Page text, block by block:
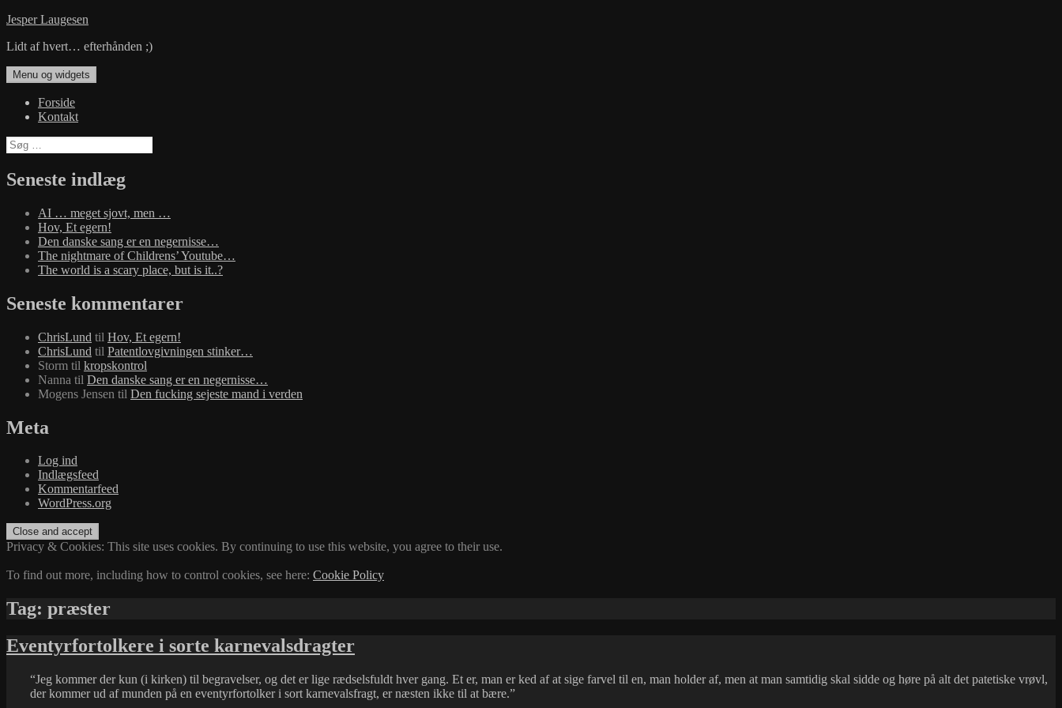
Hop
indhold
Jesper Laugesen
Lidt af hvert… efterhånden ;)
Menu og widgets
Forside
Kontakt
Søg
efter:
Seneste indlæg
AI … meget sjovt, men …
Hov, Et egern!
Den danske sang er en negernisse…
The nightmare of Childrens’ Youtube…
The world is a scary place, but is it..?
Seneste kommentarer
ChrisLund til Hov, Et egern!
ChrisLund til Patentlovgivningen stinker…
Storm til kropskontrol
Nanna til Den danske sang er en negernisse…
Mogens Jensen til Den fucking sejeste mand i verden
Meta
Log ind
Indlægsfeed
Kommentarfeed
WordPress.org
Privacy & Cookies: This site uses cookies. By continuing to use this website, you agree to their use.
To find out more, including how to control cookies, see here: Cookie Policy
Tag: præster
Eventyrfortolkere i sorte karnevalsdragter
“Jeg kommer der kun (i kirken) til begravelser, og det er lige rædselsfuldt hver gang. Et er, man er ked af at sige farvel til en, man holder af, men at man samtidig skal sidde og høre på alt det patetiske vrøvl,
der kommer ud af munden på en eventyrfortolker i sort karnevalsfragt, er næsten ikke til at bære.”